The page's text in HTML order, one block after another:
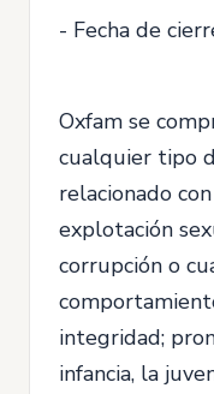
- Fecha de
Oxfam se
cualquier tipo
relacionado
explotación
corrupción o
integridad;
infancia, la